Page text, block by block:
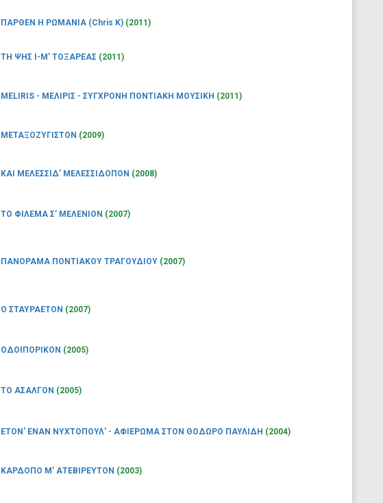
ΠΑΡΘΕΝ Η ΡΩΜΑΝΙΑ (Chris K) (2011)
ΤΗ ΨΗΣ Ι-Μ’ ΤΟΞΑΡΕΑΣ (2011)
MELIRIS - ΜΕΛΙΡΙΣ - ΣΥΓΧΡΟΝΗ ΠΟΝΤΙΑΚΗ ΜΟΥΣΙΚΗ (2011)
ΜΕΤΑΞΟΖΥΓΙΣΤΟΝ (2009)
ΚΑΙ ΜΕΛΕΣΣΙΔ’ ΜΕΛΕΣΣΙΔΟΠΟΝ (2008)
ΤΟ ΦΙΛΕΜΑ Σ’ ΜΕΛΕΝΙΟΝ (2007)
ΠΑΝΟΡΑΜΑ ΠΟΝΤΙΑΚΟΥ ΤΡΑΓΟΥΔΙΟΥ (2007)
Ο ΣΤΑΥΡΑΕΤΟΝ (2007)
ΟΔΟΙΠΟΡΙΚΟΝ (2005)
ΤΟ ΑΣΑΛΓΟΝ (2005)
ΕΤΟΝ' ΕΝΑΝ ΝΥΧΤΟΠΟΥΛ' - ΑΦΙΕΡΩΜΑ ΣΤΟΝ ΘΟΔΩΡΟ ΠΑΥΛΙΔΗ (2004)
ΚΑΡΔΟΠΟ Μ' ΑΤΕΒΙΡΕΥΤΟΝ (2003)